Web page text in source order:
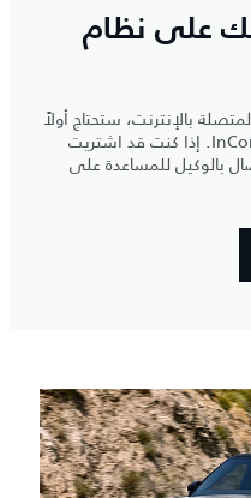
على نظام
بالإنترنت، ستحتاج أولاً
إلى تنشيط حسابك على نظام InControl. إذا كنت قد اشتريت
بالوكيل للمساعدة على